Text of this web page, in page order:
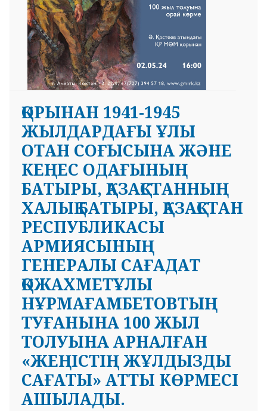
ҚОРЫНАН 1941-1945
ЖЫЛДАРДАҒЫ ҰЛЫ
ОТАН СОҒЫСЫНА ЖӘНЕ
КЕҢЕС ОДАҒЫНЫҢ
БАТЫРЫ, ҚАЗАҚСТАННЫҢ
ХАЛЫҚ БАТЫРЫ, ҚАЗАҚСТАН
РЕСПУБЛИКАСЫ
АРМИЯСЫНЫҢ
ГЕНЕРАЛЫ САҒАДАТ
ҚОЖАХМЕТҰЛЫ
НҰРМАҒАМБЕТОВТЫҢ
ТУҒАНЫНА 100 ЖЫЛ
ТОЛУЫНА АРНАЛҒАН
«ЖЕҢІСТІҢ ЖҰЛДЫЗДЫ
САҒАТЫ» АТТЫ КӨРМЕСІ
АШЫЛАДЫ.